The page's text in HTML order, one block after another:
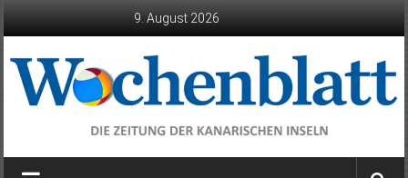
9. August 2026
Wochenblatt